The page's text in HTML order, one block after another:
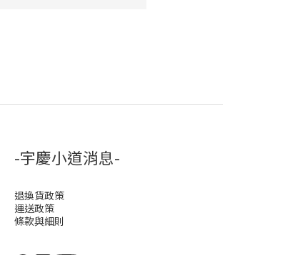
-宇慶小道消息-
退換貨政策
運送政策
條款與細則